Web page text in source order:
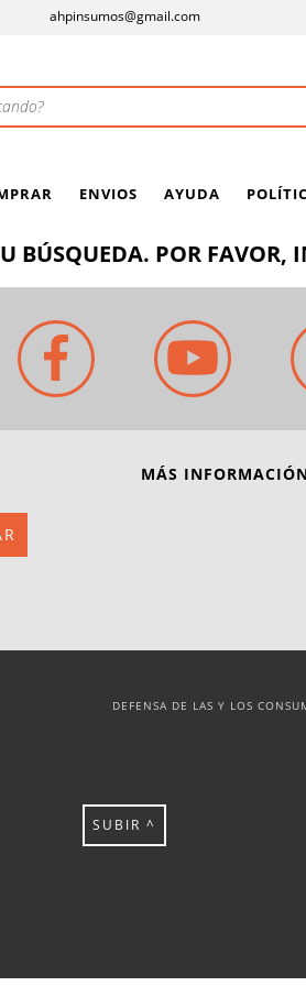
ahpinsumos@gmail.com
ENVIOS AYUDA
BÚSQUEDA. POR FAVOR,
MÁS
DEFENSA DE LAS Y LOS
SUBIR ^